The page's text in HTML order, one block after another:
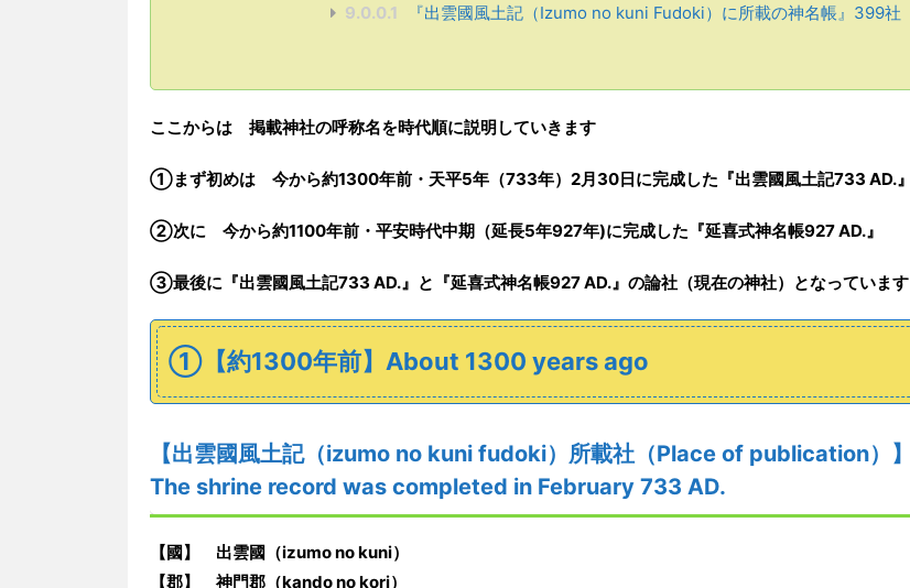
9.0.0.1 『出雲國風土記（Izumo no kuni Fudoki）に所載の神名帳』399社
ここからは 掲載神社の呼称名を時代順に説明していきます
①まず初めは 今から約1300年前・ 天平5年（733年）2月30日に完成した 『出雲國風土記733 AD. 』
➁次に 今から約1100年前・ 平安時代中期（延長5年927年)に完成した 『延喜式神名帳927 AD. 』
➂最後に 『出雲國風土記733 AD. 』と 『延喜式神名帳927 AD. 』 の論社（現在の神社）となっています
①【約1300年前】About 1300 years ago
【出雲國 風土記（izumo no kuni fudoki） 所載社（Place of publication）】
The shrine record was completed in February 733 AD.
【國】 出雲國（izumo no kuni）
【郡】 神門郡（kando no kori）